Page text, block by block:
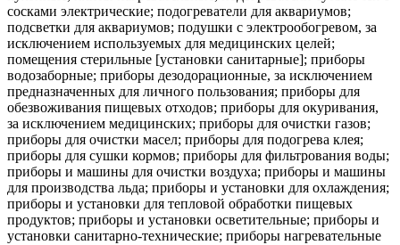
сосками электрические; подогреватели для аквариумов;
подсветки для аквариумов; подушки с электрообогревом, за
исключением используемых для медицинских целей;
помещения стерильные [установки санитарные]; приборы
водозаборные; приборы дезодорационные, за исключением
предназначенных для личного пользования; приборы для
обезвоживания пищевых отходов; приборы для окуривания,
за исключением медицинских; приборы для очистки газов;
приборы для очистки масел; приборы для подогрева клея;
приборы для сушки кормов; приборы для фильтрования воды;
приборы и машины для очистки воздуха; приборы и машины
для производства льда; приборы и установки для охлаждения;
приборы и установки для тепловой обработки пищевых
продуктов; приборы и установки осветительные; приборы и
установки санитарно-технические; приборы нагревательные